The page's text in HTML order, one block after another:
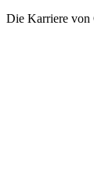
Die Karriere von